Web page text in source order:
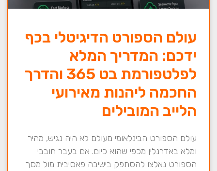
עולם הספורט הדיגיטלי בכף
ידכם: המדריך המלא
לפלטפורמת בט 365 והדרך
החכמה ליהנות מאירועי
הלייב המובילים
עולם הספורט הבינלאומי מעולם לא היה נגיש, מהיר
ומלא באדרנלין מכפי שהוא כיום. אם בעבר חובבי
הספורט נאלצו להסתפק בישיבה פאסיבית מול מסך